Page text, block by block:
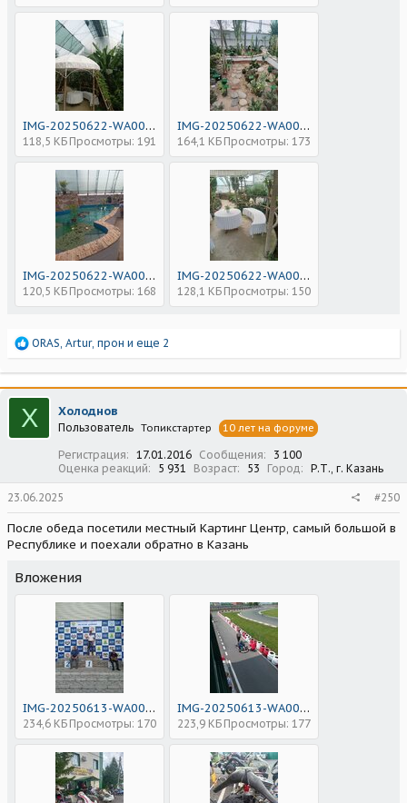
IMG-20250622-WA0051.jpg
118,5 КБ Просмотры: 191
IMG-20250622-WA0052.jpg
164,1 КБ Просмотры: 173
IMG-20250622-WA0056.jpg
120,5 КБ Просмотры: 168
IMG-20250622-WA0053.jpg
128,1 КБ Просмотры: 150
Р
а
к
ц
и
и
ORAS, Artur, прон и еще 2
Х Холоднов
Пользователь Топикстартер 10 лет на форуме
Регистрация 17.01.2016 Сообщения
3 100
Оценка реакций
5 931 Возраст 53 Город Р.Т., г. Казань
23.06.2025 #250
После обеда посетили местный Картинг Центр, самый большой в
Республике и поехали обратно в Казань
Вложения
IMG-20250613-WA0041.jpg
234,6 КБ Просмотры: 170
IMG-20250613-WA0039.jpg
223,9 КБ Просмотры: 177